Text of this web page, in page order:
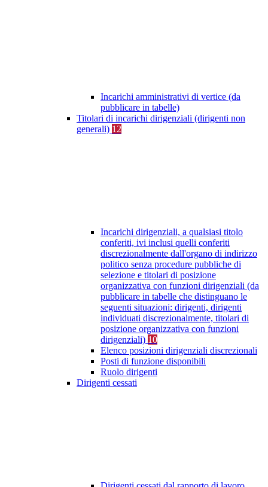
Incarichi amministrativi di vertice (da
pubblicare in tabelle)
Titolari di incarichi dirigenziali (dirigenti non
generali) 12
Incarichi dirigenziali, a qualsiasi titolo
conferiti, ivi inclusi quelli conferiti
discrezionalmente dall'organo di indirizzo
politico senza procedure pubbliche di
selezione e titolari di posizione
organizzativa con funzioni dirigenziali (da
pubblicare in tabelle che distinguano le
seguenti situazioni: dirigenti, dirigenti
individuati discrezionalmente, titolari di
posizione organizzativa con funzioni
dirigenziali) 10
Elenco posizioni dirigenziali discrezionali
Posti di funzione disponibili
Ruolo dirigenti
Dirigenti cessati